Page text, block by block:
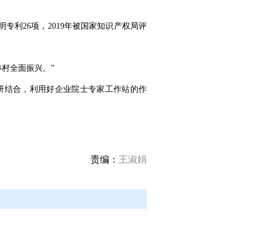
专利26项，2019年被国家知识产权局评
全面振兴。”
合，利用好企业院士专家工作站的作
责编： 王淑娟